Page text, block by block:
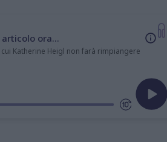
ora...
Katherine Heigl non farà rimpiangere